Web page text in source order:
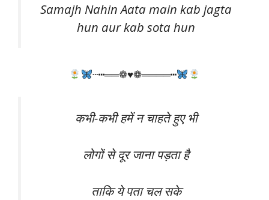
Samajh Nahin Aata main kab jagta
hun aur kab sota hun
┄┅══❁♥❁════┅
कभी-कभी हमें न चाहते हुए भी
लोगों से दूर जाना पड़ता है
ताकि ये पता चल सके